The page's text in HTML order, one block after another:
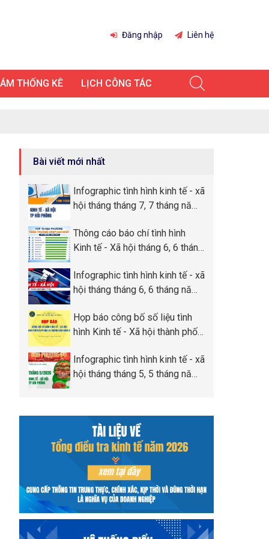
Đăng nhập Liên hệ
THỐNG KÊ LỊCH CÔNG TÁC
Bài viết mới nhất
Infographic tình hình kinh tế - xã
hội tháng tháng 7, 7 tháng năm
Thông cáo báo chí tình hình
Kinh tế - Xã hội tháng 6, 6 tháng
Phòng
Infographic tình hình kinh tế - xã
hội tháng tháng 6, 6 tháng năm
Họp báo công bố số liệu tình
hình Kinh tế - Xã hội thành phố
2026
Infographic tình hình kinh tế - xã
hội tháng tháng 5, 5 tháng năm